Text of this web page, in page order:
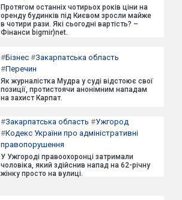
Протягом останніх чотирьох років ціни на
оренду будинків під Києвом зросли майже
в чотири рази. Які сьогодні вартість? –
Фінанси bigmir)net.
#Бізнес #Закарпатська область
#Перечин
Як журналістка Мудра у суді відстоює свої
позиції, протистоячи анонімним нападам
на захист Карпат.
#Закарпатська область #Ужгород
#Кодекс України про адміністративні
правопорушення
У Ужгороді правоохоронці затримали
чоловіка, який здійснив напад на 62-річну
жінку просто на вулиці.